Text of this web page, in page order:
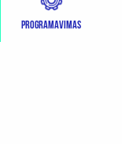
Programavimas